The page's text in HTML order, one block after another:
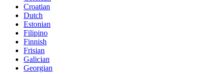
Croatian
Dutch
Estonian
Filipino
Finnish
Frisian
Galician
Georgian